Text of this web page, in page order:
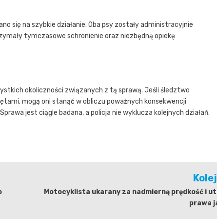
się na szybkie działanie. Oba psy zostały administracyjnie
tymczasowe schronienie oraz niezbędną opiekę
okoliczności związanych z tą sprawą. Jeśli śledztwo
mogą oni stanąć w obliczu poważnych konsekwencji
jest ciągle badana, a policja nie wyklucza kolejnych działań.
Motocyklista ukarany za nadmierną prędkość i
prawa